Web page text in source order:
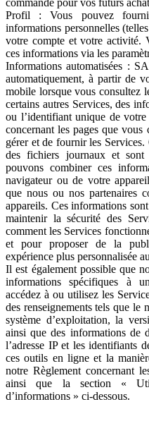
commande pour vos futurs
Profil : Vous pouvez
informations personnelles
votre compte et votre activité.
ces informations via les
Informations automatisées :
automatiquement, à partir de
mobile lorsque vous consultez
certains autres Services, des
ou l’identifiant unique de
concernant les pages que
gérer et de fournir les
des fichiers journaux et sont
pouvons combiner ces
navigateur ou de votre
que nous ou nos partenaires
appareils. Ces informations
maintenir la sécurité des
comment les Services
et pour proposer de la
expérience plus personnalisée
Il est également possible que
informations spécifiques à
accédez à ou utilisez les
des renseignements tels que le
système d’exploitation, la
ainsi que des informations de
l’adresse IP et les identifiants
ces outils en ligne et la
notre Règlement concernant
ainsi que la section «
d’informations » ci-dessous.